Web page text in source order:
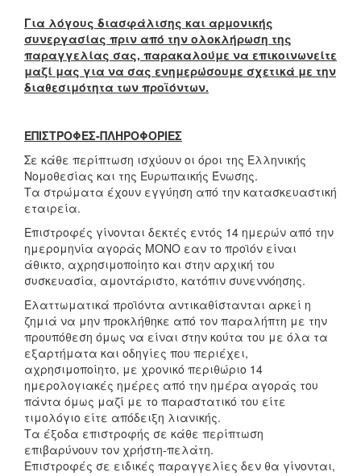
Για λόγους διασφάλισης και αρμονικής
συνεργασίας πριν από την ολοκλήρωση της
παραγγελίας σας, παρακαλούμε να επικοινωνείτε
μαζί μας για να σας ενημερώσουμε σχετικά με την
διαθεσιμότητα των προϊόντων.
ΕΠΙΣΤΡΟΦΕΣ-ΠΛΗΡΟΦΟΡΙΕΣ
Σε κάθε περίπτωση ισχύουν οι όροι της Ελληνικής
Νομοθεσίας και της Ευρωπαικής Ένωσης.
Τα στρώματα έχουν εγγύηση από την κατασκευαστική
εταιρεία.
Επιστροφές γίνονται δεκτές εντός 14 ημερών από την
ημερομηνία αγοράς ΜΟΝΟ εαν το προϊόν είναι
άθικτο, αχρησιμοποίητο και στην αρχική του
συσκευασία, αμοντάριστο, κατόπιν συνεννόησης.
Ελαττωματικά προϊόντα αντικαθίστανται αρκεί η
ζημιά να μην προκλήθηκε από τον παραλήπτη με την
προυπόθεση όμως να είναι στην κούτα του με όλα τα
εξαρτήματα και οδηγίες που περιέχει,
αχρησιμοποίητο, με χρονικό περιθώριο 14
ημερολογιακές ημέρες από την ημέρα αγοράς του
πάντα όμως μαζί με το παραστατικό του είτε
τιμολόγιο είτε απόδειξη λιανικής.
Τα έξοδα επιστροφής σε κάθε περίπτωση
επιβαρύνουν τον χρήστη-πελάτη.
Επιστροφές σε ειδικές παραγγελίες δεν θα γίνονται,